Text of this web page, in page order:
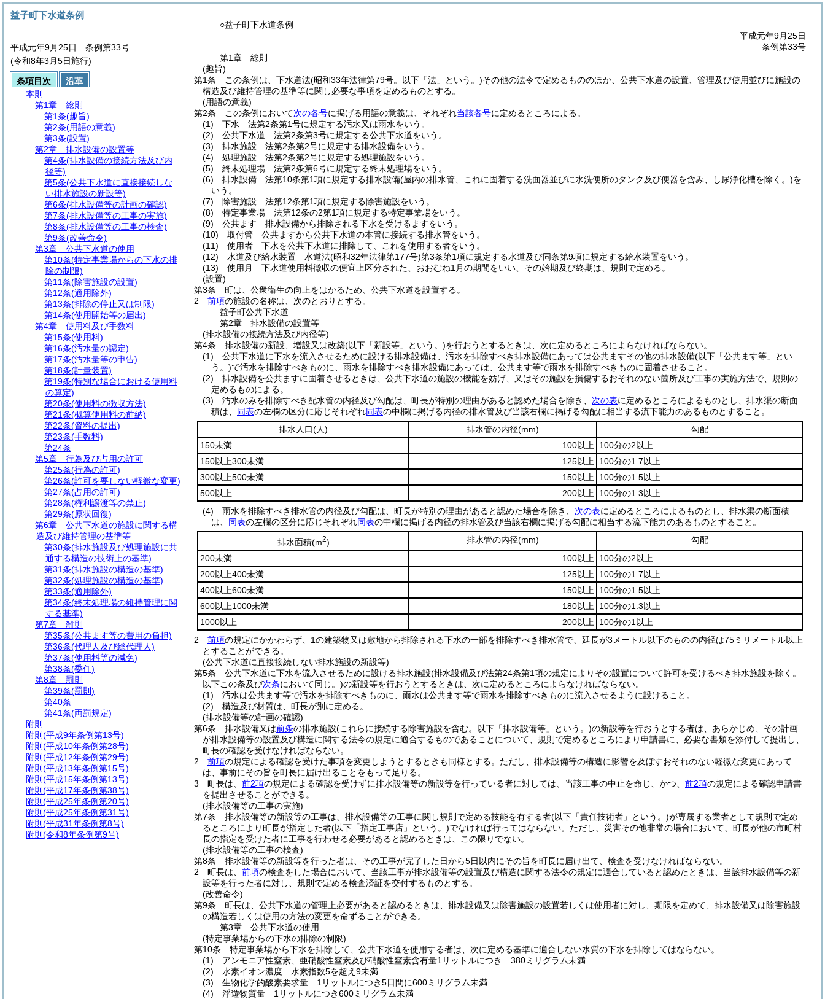
○益子町下水道条例
平成元年9月25日
条例第33号
第1章
総則
(趣旨)
第1条
この条例は、下水道法(昭和33年法律第79号。以下「法」という。)その他の法令で定めるもののほか、公共下水道の設置、管理及び使用並びに施設の
構造及び維持管理の基準等に関し必要な事項を定めるものとする。
(用語の意義)
第2条
この条例において次の各号に掲げる用語の意義は、それぞれ当該各号に定めるところによる。
(1)
下水 法第2条第1号に規定する汚水又は雨水をいう。
(2)
公共下水道 法第2条第3号に規定する公共下水道をいう。
(3)
排水施設 法第2条第2号に規定する排水設備をいう。
(4)
処理施設 法第2条第2号に規定する処理施設をいう。
(5)
終末処理場 法第2条第6号に規定する終末処理場をいう。
(6)
排水設備 法第10条第1項に規定する排水設備(屋内の排水管、これに固着する洗面器並びに水洗便所のタンク及び便器を含み、し尿浄化槽を除く。)を
いう。
(7)
除害施設 法第12条第1項に規定する除害施設をいう。
(8)
特定事業場 法第12条の2第1項に規定する特定事業場をいう。
(9)
公共ます 排水設備から排除される下水を受けるますをいう。
(10)
取付管 公共ますから公共下水道の本管に接続する排水管をいう。
(11)
使用者 下水を公共下水道に排除して、これを使用する者をいう。
(12)
水道及び給水装置 水道法(昭和32年法律第177号)第3条第1項に規定する水道及び同条第9項に規定する給水装置をいう。
(13)
使用月 下水道使用料徴収の便宜上区分された、おおむね1月の期間をいい、その始期及び終期は、規則で定める。
(設置)
第3条
町は、公衆衛生の向上をはかるため、公共下水道を設置する。
2
前項の施設の名称は、次のとおりとする。
益子町公共下水道
第2章
排水設備の設置等
(排水設備の接続方法及び内径等)
第4条
排水設備の新設、増設又は改築(以下「新設等」という。)を行おうとするときは、次に定めるところによらなければならない。
(1)
公共下水道に下水を流入させるために設ける排水設備は、汚水を排除すべき排水設備にあっては公共ますその他の排水設備(以下「公共ます等」とい
う。)で汚水を排除すべきものに、雨水を排除すべき排水設備にあっては、公共ます等で雨水を排除すべきものに固着させること。
(2)
排水設備を公共ますに固着させるときは、公共下水道の施設の機能を妨げ、又はその施設を損傷するおそれのない箇所及び工事の実施方法で、規則の
定めるものによる。
(3)
汚水のみを排除すべき配水管の内径及び勾配は、町長が特別の理由があると認めた場合を除き、 次の表に定めるところによるものとし、排水渠の断面
積は、 同表の左欄の区分に応じそれぞれ同表の中欄に掲げる内径の排水管及び当該右欄に掲げる勾配に相当する流下能力のあるものとすること。
排水人口(人) 排水管の内径(mm)
勾配
150未満
100以上
100分の2以上
150以上300未満
125以上
100分の1.7以上
300以上500未満
150以上
100分の1.5以上
500以上
200以上
100分の1.3以上
(4)
雨水を排除すべき排水管の内径及び勾配は、町長が特別の理由があると認めた場合を除き、 次の表に定めるところによるものとし、排水渠の断面積
は、 同表の左欄の区分に応じそれぞれ同表の中欄に掲げる内径の排水管及び当該右欄に掲げる勾配に相当する流下能力のあるものとすること。
排水面積(m2) 排水管の内径(mm)
勾配
200未満
100以上
100分の2以上
200以上400未満
125以上
100分の1.7以上
400以上600未満
150以上
100分の1.5以上
600以上1000未満
180以上
100分の1.3以上
1000以上
200以上
100分の1以上
2
前項の規定にかかわらず、1の建築物又は敷地から排除される下水の一部を排除すべき排水管で、延長が3メートル以下のものの内径は75ミリメートル以上
とすることができる。
(公共下水道に直接接続しない排水施設の新設等)
第5条
公共下水道に下水を流入させるために設ける排水施設(排水設備及び法第24条第1項の規定によりその設置について許可を受けるべき排水施設を除く。
以下この条及び次条において同じ。)の新設等を行おうとするときは、次に定めるところによらなければならない。
(1)
汚水は公共ます等で汚水を排除すべきものに、雨水は公共ます等で雨水を排除すべきものに流入させるように設けること。
(2)
構造及び材質は、町長が別に定める。
(排水設備等の計画の確認)
第6条
排水設備又は前条の排水施設(これらに接続する除害施設を含む。以下「排水設備等」という。)の新設等を行おうとする者は、あらかじめ、その計画
が排水設備等の設置及び構造に関する法令の規定に適合するものであることについて、規則で定めるところにより申請書に、必要な書類を添付して提出し、
町長の確認を受けなければならない。
2
前項の規定による確認を受けた事項を変更しようとするときも同様とする。 ただし、排水設備等の構造に影響を及ぼすおそれのない軽微な変更にあって
は、事前にその旨を町長に届け出ることをもって足りる。
3
町長は、 前2項の規定による確認を受けずに排水設備等の新設等を行っている者に対しては、当該工事の中止を命じ、かつ、 前2項の規定による確認申請書
を提出させることができる。
(排水設備等の工事の実施)
第7条
排水設備等の新設等の工事は、排水設備等の工事に関し規則で定める技能を有する者(以下「責任技術者」という。)が専属する業者として規則で定め
るところにより町長が指定した者(以下「指定工事店」という。)でなければ行ってはならない。 ただし、災害その他非常の場合において、町長が他の市町村
長の指定を受けた者に工事を行わせる必要があると認めるときは、この限りでない。
(排水設備等の工事の検査)
第8条
排水設備等の新設等を行った者は、その工事が完了した日から5日以内にその旨を町長に届け出て、検査を受けなければならない。
2
町長は、 前項の検査をした場合において、当該工事が排水設備等の設置及び構造に関する法令の規定に適合していると認めたときは、当該排水設備等の新
設等を行った者に対し、規則で定める検査済証を交付するものとする。
(改善命令)
第9条
町長は、公共下水道の管理上必要があると認めるときは、排水設備又は除害施設の設置若しくは使用者に対し、期限を定めて、排水設備又は除害施設
の構造若しくは使用の方法の変更を命ずることができる。
第3章
公共下水道の使用
(特定事業場からの下水の排除の制限)
第10条
特定事業場から下水を排除して、公共下水道を使用する者は、次に定める基準に適合しない水質の下水を排除してはならない。
(1)
アンモニア性窒素、亜硝酸性窒素及び硝酸性窒素含有量1リットルにつき 380ミリグラム未満
(2)
水素イオン濃度 水素指数5を超え9未満
(3)
生物化学的酸素要求量 1リットルにつき5日間に600ミリグラム未満
(4)
浮遊物質量 1リットルにつき600ミリグラム未満
益子町下水道条例
平成元年9月25日 条例第33号
(令和8年3月5日施行)
条項目次
沿革
本則
第1章
総則
第1条(趣旨)
第2条(用語の意義)
第3条(設置)
第2章
排水設備の設置等
第4条(排水設備の接続方法及び内
径等)
第5条(公共下水道に直接接続しな
い排水施設の新設等)
第6条(排水設備等の計画の確認)
第7条(排水設備等の工事の実施)
第8条(排水設備等の工事の検査)
第9条(改善命令)
第3章
公共下水道の使用
第10条(特定事業場からの下水の排
除の制限)
第11条(除害施設の設置)
第12条(適用除外)
第13条(排除の停止又は制限)
第14条(使用開始等の届出)
第4章
使用料及び手数料
第15条(使用料)
第16条(汚水量の認定)
第17条(汚水量等の申告)
第18条(計量装置)
第19条(特別な場合における使用料
の算定)
第20条(使用料の徴収方法)
第21条(概算使用料の前納)
第22条(資料の提出)
第23条(手数料)
第24条
第5章
行為及び占用の許可
第25条(行為の許可)
第26条(許可を要しない軽微な変更)
第27条(占用の許可)
第28条(権利譲渡等の禁止)
第29条(原状回復)
第6章
公共下水道の施設に関する構
造及び維持管理の基準等
第30条(排水施設及び処理施設に共
通する構造の技術上の基準)
第31条(排水施設の構造の基準)
第32条(処理施設の構造の基準)
第33条(適用除外)
第34条(終末処理場の維持管理に関
する基準)
第7章
雑則
第35条(公共ます等の費用の負担)
第36条(代理人及び総代理人)
第37条(使用料等の減免)
第38条(委任)
第8章
罰則
第39条(罰則)
第40条
第41条(両罰規定)
附則
附則 (平成9年条例第13号)
附則 (平成10年条例第28号)
附則 (平成12年条例第29号)
附則 (平成13年条例第15号)
附則 (平成15年条例第13号)
附則 (平成17年条例第38号)
附則 (平成25年条例第20号)
附則 (平成25年条例第31号)
附則 (平成31年条例第8号)
附則 (令和8年条例第9号)